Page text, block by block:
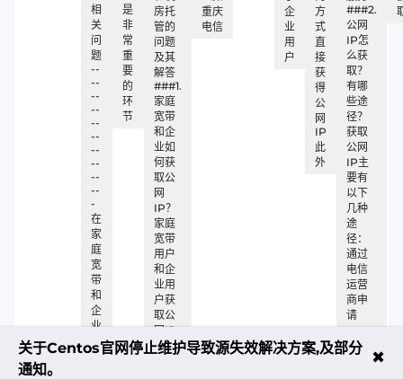
相
关
问
题
--
--
--
--
--
--
--
--
--
--
-
在
家
庭
宽
带
和
企
业
网
络
是
非
常
重
要
的
环
节
房托
管的
问题
及其
解答
###1.
家庭
宽带
和企
业如
何获
取公
网
IP？
家庭
宽带
用户
和企
业用
户获
取公
网IP
的方
重庆
电信
企
业
用
户
方
式
直
接
获
得
公
网
IP
此
外
###2.
公网
IP怎
么获
取？
有哪
些途
径？
获取
公网
IP主
要有
以下
几种
途
径：
通过
电信
运营
商申
请
关于Centos官网停止维护导致源失效解决方案,及部分
通知。
✖